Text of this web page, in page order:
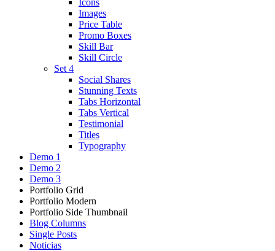
Icons
Images
Price Table
Promo Boxes
Skill Bar
Skill Circle
Set 4
Social Shares
Stunning Texts
Tabs Horizontal
Tabs Vertical
Testimonial
Titles
Typography
Demo 1
Demo 2
Demo 3
Portfolio Grid
Portfolio Modern
Portfolio Side Thumbnail
Blog Columns
Single Posts
Noticias